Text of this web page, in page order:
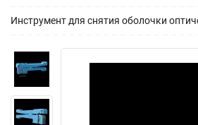
Инструмент для снятия оболочки